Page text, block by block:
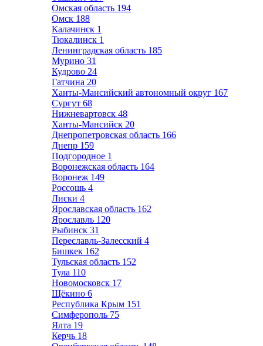
Омская область 194
Омск 188
Калачинск 1
Тюкалинск 1
Ленинградская область 185
Мурино 31
Кудрово 24
Гатчина 20
Ханты-Мансийский автономный округ 167
Сургут 68
Нижневартовск 48
Ханты-Мансийск 20
Днепропетровская область 166
Днепр 159
Подгородное 1
Воронежская область 164
Воронеж 149
Россошь 4
Лиски 4
Ярославская область 162
Ярославль 120
Рыбинск 31
Переславль-Залесский 4
Бишкек 162
Тульская область 152
Тула 110
Новомосковск 17
Щёкино 6
Республика Крым 151
Симферополь 75
Ялта 19
Керчь 18